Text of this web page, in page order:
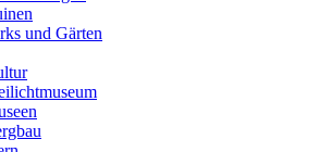
und Gärten